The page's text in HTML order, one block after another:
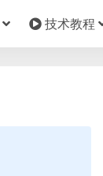
技术教程